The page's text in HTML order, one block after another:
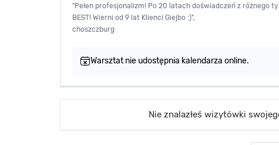
"Pełen profesjonalizm! Po 20 latach doświadczeń z różnego
BEST! Wierni od 9 lat Klienci Giejbo :)",
choszczburg
Warsztat nie udostępnia kalendarza online.
Nie znalazłeś wizytówki